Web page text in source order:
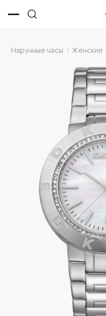
Наручные часы / Женские